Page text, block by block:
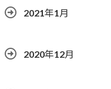
2021年1月
2020年12月